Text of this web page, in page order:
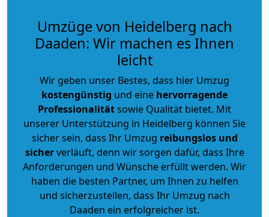
Umzüge von Heidelberg nach
Daaden: Wir machen es Ihnen
leicht
Wir geben unser Bestes, dass hier Umzug
kostengünstig und eine hervorragende
Professionalitätsowie Qualität bietet. Mit
unserer Unterstützung in Heidelberg können Sie
sicher sein, dass Ihr Umzug reibungslos und
sicherverläuft, denn wir sorgen dafür, dass Ihre
Anforderungen und Wünsche erfüllt werden. Wir
haben die besten Partner, um Ihnen zu helfen
und sicherzustellen, dass Ihr Umzug nach
Daaden ein erfolgreicher ist.